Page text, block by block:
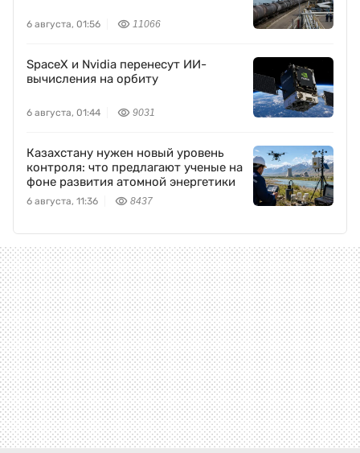
6 августа, 01:56 11066
SpaceX и Nvidia перенесут ИИ-
вычисления на орбиту
6 августа, 01:44 9031
Казахстану нужен новый уровень
контроля: что предлагают ученые на
фоне развития атомной энергетики
6 августа, 11:36 8437